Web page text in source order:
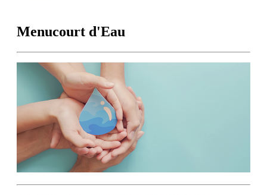
Menucourt d'Eau